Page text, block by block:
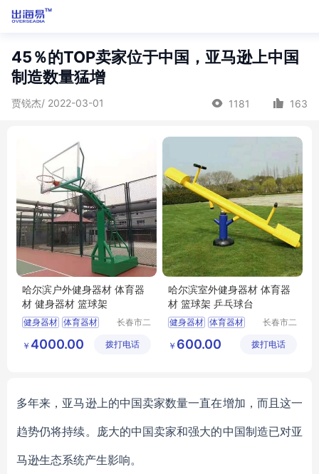
45％的TOP卖家位于中国，亚马逊上中国
制造数量猛增
贾锐杰/ 2022-03-01 1181 163
哈尔滨户外健身器材 体育器
材 健身器材 篮球架
健身器材 体育器材
长春市二
五金产品
￥ 4000.00 拨打电话
哈尔滨室外健身器材 体育器
材 篮球架 乒乓球台
健身器材 体育器材
长春市二
五金产品
￥ 600.00 拨打电话
多年来，亚马逊上的中国卖家数量一直在增加，而且这一
趋势仍将持续。庞大的中国卖家和强大的中国制造已对亚
马逊生态系统产生影响。